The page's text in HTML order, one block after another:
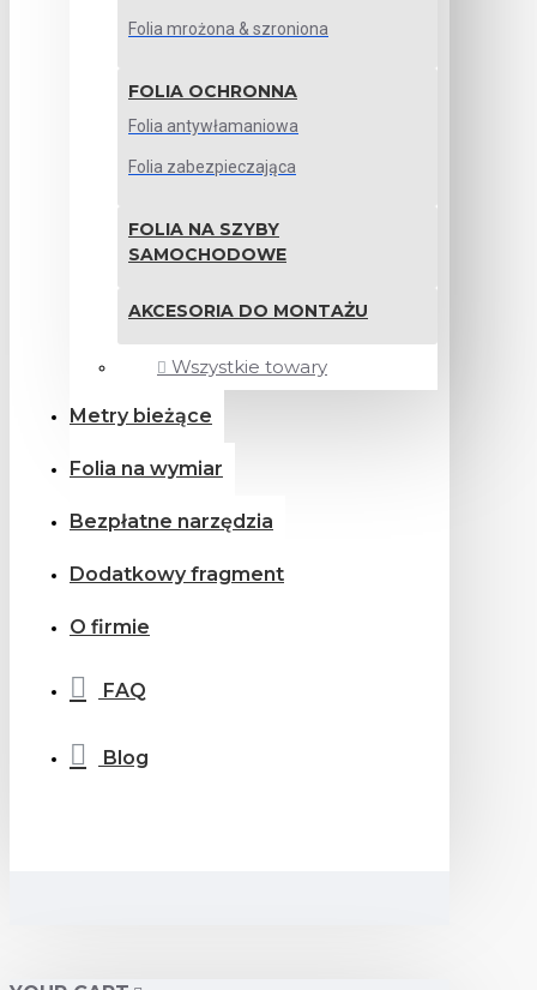
Folia mrożona & szroniona
FOLIA OCHRONNA
Folia antywłamaniowa
Folia zabezpieczająca
FOLIA NA SZYBY
SAMOCHODOWE
AKCESORIA DO MONTAŻU
Wszystkie towary
Metry bieżące
Folia na wymiar
Bezpłatne narzędzia
Dodatkowy fragment
O firmie
FAQ
Blog